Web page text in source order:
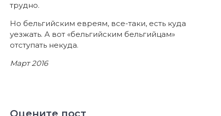
трудно.
Но бельгийским евреям, все-таки, есть куда
уезжать. А вот «бельгийским бельгийцам»
отступать некуда.
Март 2016